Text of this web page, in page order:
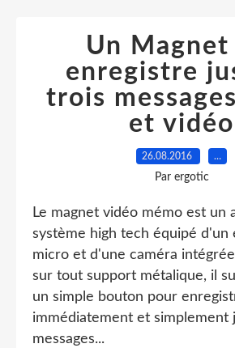
Un Magnet
enregistre
trois
et vidéo
26.08.2016 …
Par ergotic
Le magnet vidéo mémo est un
système high tech équipé d'un
micro et d'une caméra
sur tout support métalique, il
un simple bouton pour
immédiatement et simplement
messages...